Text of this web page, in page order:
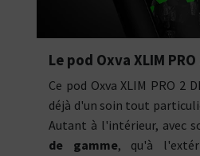
Le pod Oxva XLIM PRO
Ce pod Oxva XLIM PRO 2
déjà d'un soin tout
Autant à l'intérieur, avec
de gamme, qu'à